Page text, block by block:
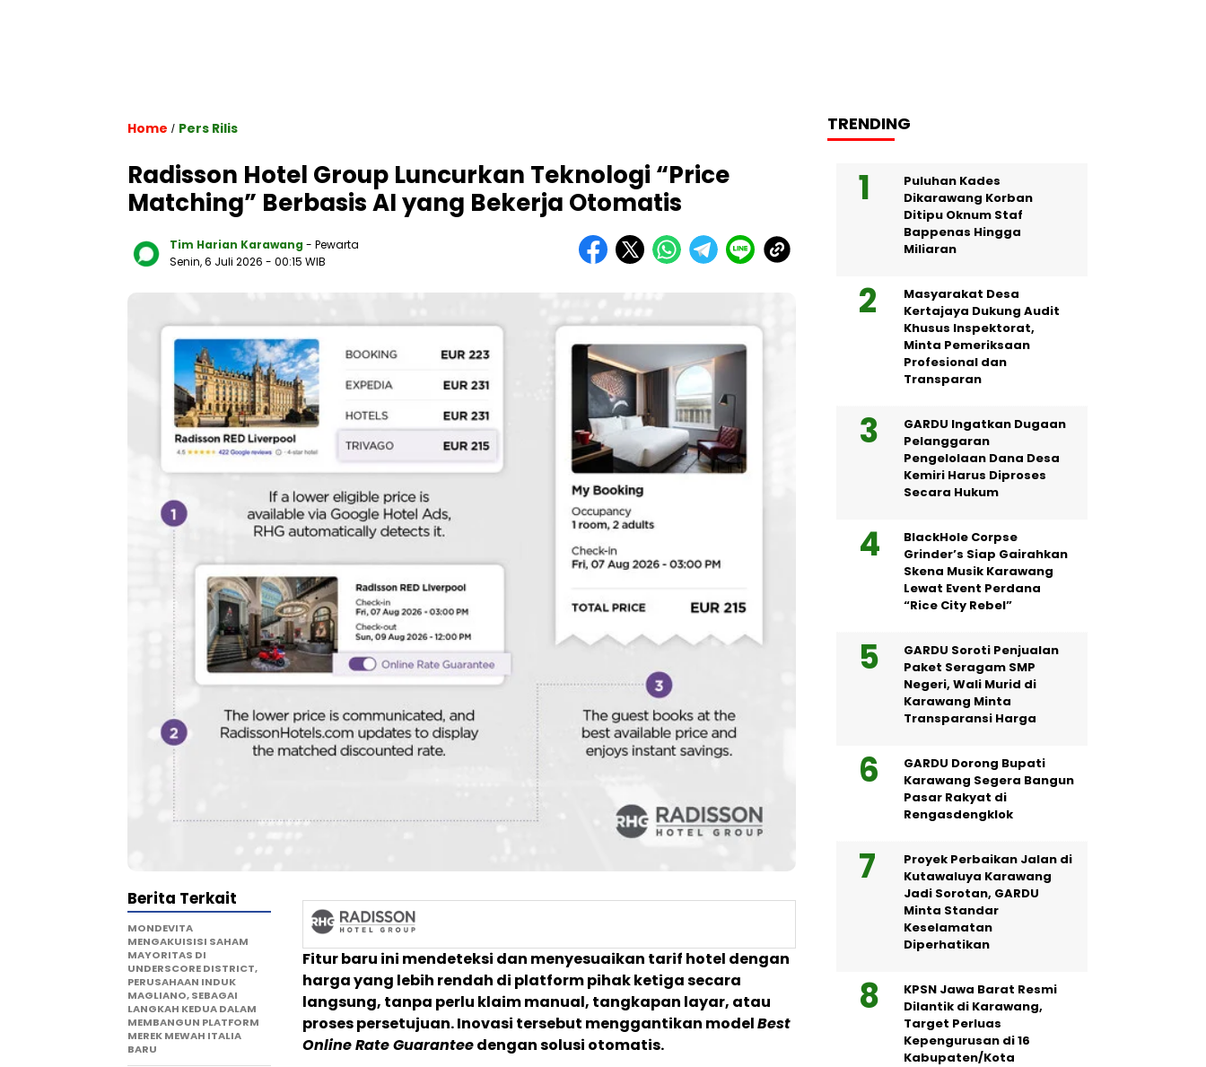
Home / Pers Rilis
Radisson Hotel Group Luncurkan Teknologi “Price
Matching” Berbasis AI yang Bekerja Otomatis
Tim Harian Karawang - Pewarta
Senin, 6 Juli 2026 - 00:15 WIB
Fitur baru ini mendeteksi dan menyesuaikan tarif hotel dengan
harga yang lebih rendah di platform pihak ketiga secara
langsung, tanpa perlu klaim manual, tangkapan layar, atau
proses persetujuan. Inovasi tersebut menggantikan modelBest
Online Rate Guaranteedengan solusi otomatis.
Berita Terkait
MONDEVITA
MENGAKUISISI SAHAM
MAYORITAS DI
UNDERSCORE DISTRICT,
PERUSAHAAN INDUK
MAGLIANO, SEBAGAI
LANGKAH KEDUA DALAM
MEMBANGUN PLATFORM
MEREK MEWAH ITALIA
BARU
TRENDING
Puluhan Kades
Dikarawang Korban
Ditipu Oknum Staf
Bappenas Hingga
Miliaran
Masyarakat Desa
Kertajaya Dukung Audit
Khusus Inspektorat,
Minta Pemeriksaan
Profesional dan
Transparan
GARDU Ingatkan Dugaan
Pelanggaran
Pengelolaan Dana Desa
Kemiri Harus Diproses
Secara Hukum
BlackHole Corpse
Grinder’s Siap Gairahkan
Skena Musik Karawang
Lewat Event Perdana
“Rice City Rebel”
GARDU Soroti Penjualan
Paket Seragam SMP
Negeri, Wali Murid di
Karawang Minta
Transparansi Harga
GARDU Dorong Bupati
Karawang Segera Bangun
Pasar Rakyat di
Rengasdengklok
Proyek Perbaikan Jalan di
Kutawaluya Karawang
Jadi Sorotan, GARDU
Minta Standar
Keselamatan
Diperhatikan
KPSN Jawa Barat Resmi
Dilantik di Karawang,
Target Perluas
Kepengurusan di 16
Kabupaten/Kota